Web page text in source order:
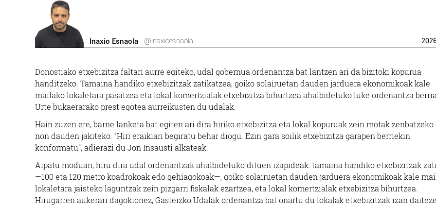
Inaxio Esnaola @inaxioesnaola
Donostiako etxebizitza faltari aurre egiteko, udal gobernua ordenantza bat lantzen ari da bizitoki kopurua
handitzeko. Tamaina handiko etxebizitzak zatikatzea, goiko solairuetan dauden jarduera ekonomikoak kale
mailako lokaletara pasatzea eta lokal komertzialak etxebizitza bihurtzea ahalbidetuko luke ordenantza
Urte bukaerarako prest egotea aurreikusten du udalak.
Hain zuzen ere, barne lanketa bat egiten ari dira hiriko etxebizitza eta lokal kopuruak zein motak zenbatzeko
non dauden jakiteko. “Hiri eraikiari begiratu behar diogu. Ezin gara soilik etxebizitza garapen berriekin
konformatu”, adierazi du Jon Insausti alkateak.
Aipatu moduan, hiru dira udal ordenantzak ahalbidetuko dituen izapideak: tamaina handiko etxebizitzak
—100 eta 120 metro koadrokoak edo gehiagokoak—, goiko solairuetan dauden jarduera ekonomikoak kale
lokaletara jaisteko laguntzak zein pizgarri fiskalak ezartzea, eta lokal komertzialak etxebizitza bihurtzea.
Hirugarren aukerari dagokionez, Gasteizko Udalak ordenantza bat onartu du lokalak etxebizitzak izan